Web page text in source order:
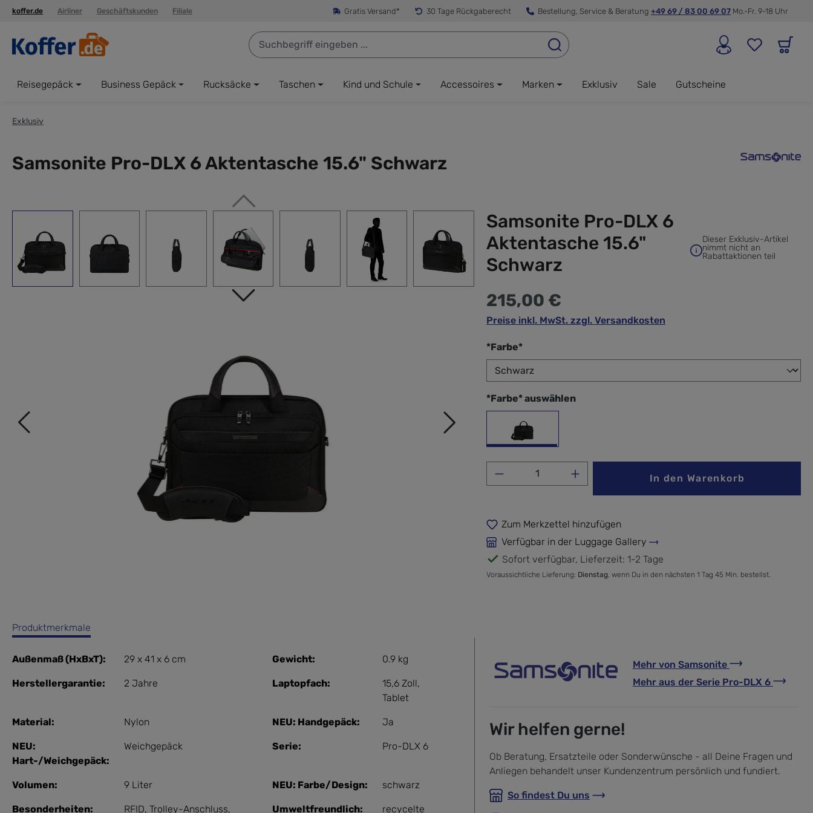
Zur Hauptnavigation springen
koffer.de Airliner Geschäftskunden Filiale Gratis Versand* 30 Tage Rückgaberecht Bestellung, Service & Beratung +49 69 / 83 00 69 07 Mo.-Fr. 9-18 Uhr
Reisegepäck Business Gepäck Rucksäcke Taschen Kind und Schule Accessoires Marken Exklusiv Sale Gutscheine
Exklusiv
Samsonite Pro-DLX 6 Aktentasche 15.6" Schwarz
Samsonite Pro-DLX 6
Aktentasche 15.6"
Schwarz
Dieser Exklusiv-Artikel
nimmt nicht an
Rabattaktionen teil
215,00 €
Preise inkl. MwSt. zzgl. Versandkosten
*Farbe*auswählen
*Farbe* auswählen
schwarz
Produkt Anzahl: Gib den gewünschten Wert ein
In den Warenkorb
Zum Merkzettel hinzufügen
Verfügbar in der Luggage Gallery
Sofort verfügbar, Lieferzeit: 1-2 Tage
Voraussichtliche Lieferung: Dienstag , wenn Du in den nächsten 1 Tag 45 Min. bestellst.
Produktmerkmale
Außenmaß (HxBxT): 29 x 41 x 6 cm Gewicht: 0.9 kg
Herstellergarantie: 2 Jahre Laptopfach: 15,6 Zoll,
Tablet
Material: Nylon NEU: Handgepäck: Ja
NEU:
Hart-/Weichgepäck:
Weichgepäck Serie: Pro-DLX 6
Volumen: 9 Liter NEU: Farbe/Design: schwarz
Besonderheiten: RFID, Trolley-Anschluss,
Umweltfreundlich:
recycelte
Mehr von Samsonite
Mehr aus der Serie Pro-DLX 6
Wir helfen gerne!
Ob Beratung, Ersatzteile oder Sonderwünsche - all Deine Fragen und
Anliegen behandelt unser Kundenzentrum persönlich und fundiert.
So findest Du uns